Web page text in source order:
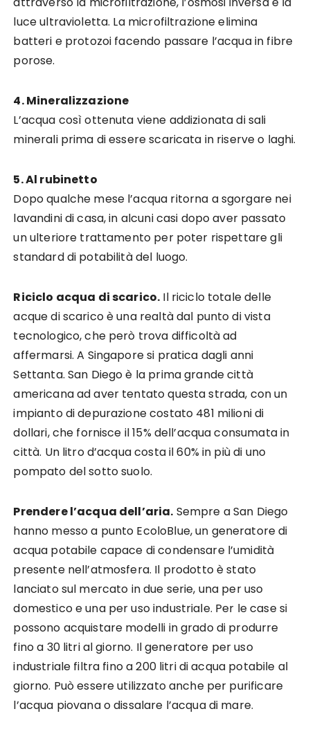
luce ultravioletta. La microfiltrazione elimina
batteri e protozoi facendo passare l’acqua in fibre
porose.
4. Mineralizzazione
L’acqua così ottenuta viene addizionata di sali
minerali prima di essere scaricata in riserve o laghi.
5. Al rubinetto
Dopo qualche mese l’acqua ritorna a sgorgare nei
lavandini di casa, in alcuni casi dopo aver passato
un ulteriore trattamento per poter rispettare gli
standard di potabilità del luogo.
Riciclo acqua di scarico. Il riciclo totale delle
acque di scarico è una realtà dal punto di vista
tecnologico, che però trova difficoltà ad
affermarsi. A Singapore si pratica dagli anni
Settanta. San Diego è la prima grande città
americana ad aver tentato questa strada, con un
impianto di depurazione costato 481 milioni di
dollari, che fornisce il 15% dell’acqua consumata in
città. Un litro d’acqua costa il 60% in più di uno
pompato del sotto suolo.
Prendere l’acqua dell’aria. Sempre a San Diego
hanno messo a punto EcoloBlue, un generatore di
acqua potabile capace di condensare l’umidità
presente nell’atmosfera. Il prodotto è stato
lanciato sul mercato in due serie, una per uso
domestico e una per uso industriale. Per le case si
possono acquistare modelli in grado di produrre
fino a 30 litri al giorno. Il generatore per uso
industriale filtra fino a 200 litri di acqua potabile al
giorno. Può essere utilizzato anche per purificare
l’acqua piovana o dissalare l’acqua di mare.